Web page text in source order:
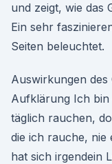
und zeigt, wie das
Ein sehr
Seiten beleuchtet.
Auswirkungen
Aufklärung Ich bin
täglich rauchen,
die ich rauche, nie
hat sich irgendein